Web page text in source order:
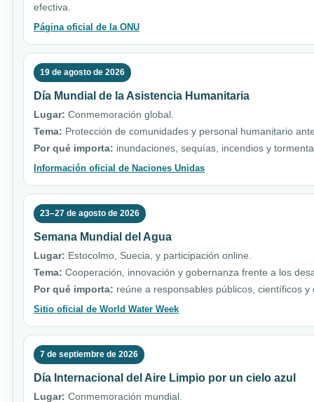
efectiva.
Página oficial de la ONU
19 de agosto de 2026
Día Mundial de la Asistencia Humanitaria
Lugar: Conmemoración global.
Tema: Protección de comunidades y personal humanitario
Por qué importa: inundaciones, sequías, incendios y
Información oficial de Naciones Unidas
23–27 de agosto de 2026
Semana Mundial del Agua
Lugar: Estocolmo, Suecia, y participación online.
Tema: Cooperación, innovación y gobernanza frente a los
Por qué importa: reúne a responsables públicos, científicos
Sitio oficial de World Water Week
7 de septiembre de 2026
Día Internacional del Aire Limpio por un cielo azul
Lugar: Conmemoración mundial.